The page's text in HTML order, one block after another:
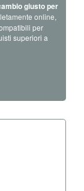
giusto per
online,
per
superiori a